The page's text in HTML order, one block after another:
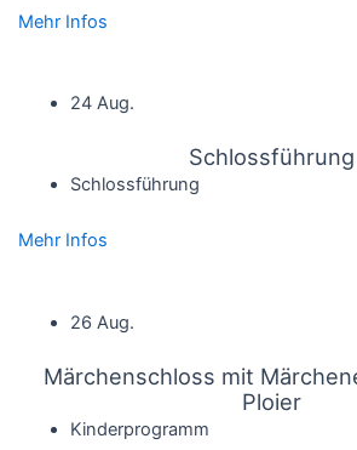
Mehr Infos
24 Aug.
Schlossführung
Schlossführung
Mehr Infos
26 Aug.
Märchenschloss mit
Ploier
Kinderprogramm